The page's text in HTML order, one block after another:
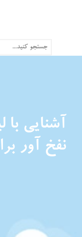
آشنایی
نفخ آور